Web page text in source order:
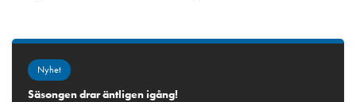
Nyhet
Säsongen drar äntligen igång!